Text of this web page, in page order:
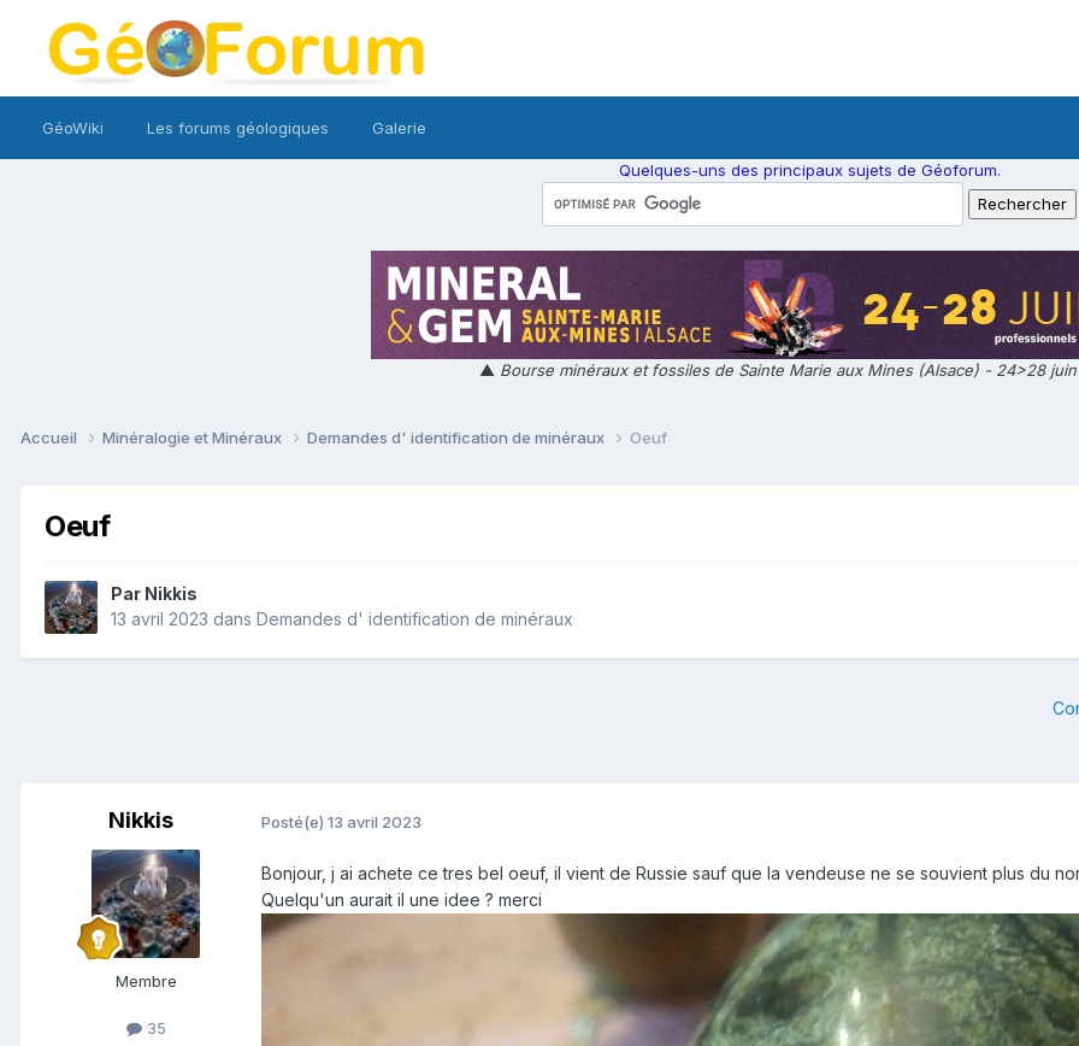
GéoWiki Les forums géologiques Galerie
Quelques-uns des principaux sujets de Géoforum.
▲ Bourse minéraux et fossiles de Sainte Marie aux Mines (Alsace) - 24>28
Accueil Minéralogie et Minéraux Demandes d' identification de minéraux Oeuf
Oeuf
Par Nikkis
13 avril 2023 dans Demandes d' identification de minéraux
Nikkis
Membre
35
Posté(e) 13 avril 2023
Bonjour, j ai achete ce tres bel oeuf, il vient de Russie sauf que la vendeuse ne se souvient plus du
Quelqu'un aurait il une idee ? merci